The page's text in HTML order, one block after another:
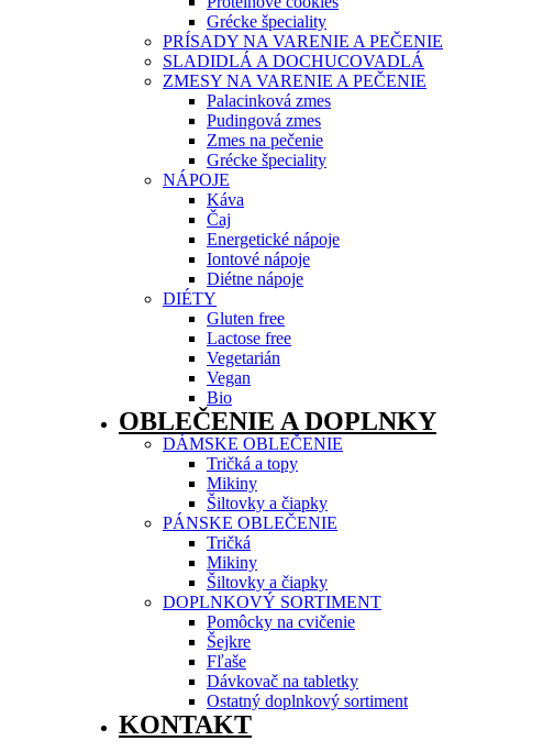
Grécke špeciality
PRÍSADY NA VARENIE A PEČENIE
SLADIDLÁ A DOCHUCOVADLÁ
ZMESY NA VARENIE A PEČENIE
Palacinková zmes
Pudingová zmes
Zmes na pečenie
Grécke špeciality
NÁPOJE
Káva
Čaj
Energetické nápoje
Iontové nápoje
Diétne nápoje
DIÉTY
Gluten free
Lactose free
Vegetarián
Vegan
Bio
OBLEČENIE A DOPLNKY
DÁMSKE OBLEČENIE
Tričká a topy
Mikiny
Šiltovky a čiapky
PÁNSKE OBLEČENIE
Tričká
Mikiny
Šiltovky a čiapky
DOPLNKOVÝ SORTIMENT
Pomôcky na cvičenie
Šejkre
Fľaše
Dávkovač na tabletky
Ostatný doplnkový sortiment
KONTAKT